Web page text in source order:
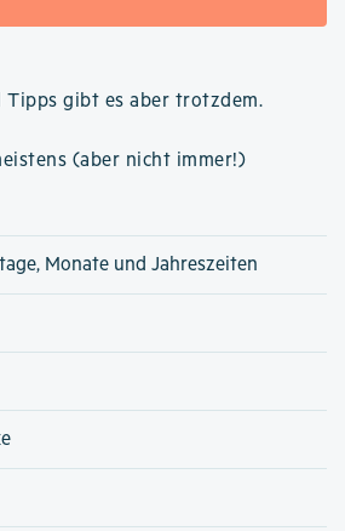
Tipps gibt es aber trotzdem.
(aber nicht immer!)
Monate und Jahreszeiten